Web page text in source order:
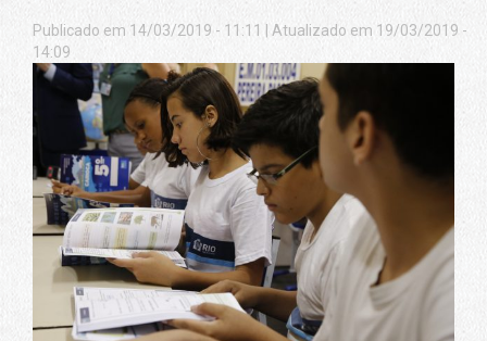
Publicado em 14/03/2019 - 11:11
Atualizado em 19/03/2019 -
14:09